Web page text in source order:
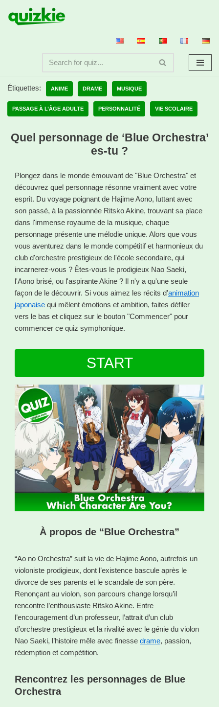
Aller
Étiquettes: ANIME DRAME MUSIQUE
PASSAGE À L’ÂGE ADULTE PERSONNALITÉ VIE SCOLAIRE
Quel personnage de ‘Blue Orchestra’
es-tu ?
Plongez dans le monde émouvant de "Blue Orchestra" et
découvrez quel personnage résonne vraiment avec votre
esprit. Du voyage poignant de Hajime Aono, luttant avec
son passé, à la passionnée Ritsko Akine, trouvant sa place
dans l'immense royaume de la musique, chaque
personnage présente une mélodie unique. Alors que vous
vous aventurez dans le monde compétitif et harmonieux du
club d'orchestre prestigieux de l'école secondaire, qui
incarnerez-vous ? Êtes-vous le prodigieux Nao Saeki,
l'Aono brisé, ou l'aspirante Akine ? Il n'y a qu'une seule
façon de le découvrir. Si vous aimez les récits d'animation
japonaise qui mêlent émotions et ambition, faites défiler
vers le bas et cliquez sur le bouton "Commencer" pour
commencer ce quiz symphonique.
START
À propos de “Blue Orchestra”
“Ao no Orchestra” suit la vie de Hajime Aono, autrefois un
violoniste prodigieux, dont l’existence bascule après le
divorce de ses parents et le scandale de son père.
Renonçant au violon, son parcours change lorsqu’il
rencontre l’enthousiaste Ritsko Akine. Entre
l’encouragement d’un professeur, l’attrait d’un club
d’orchestre prestigieux et la rivalité avec le génie du violon
Nao Saeki, l’histoire mêle avec finesse drame, passion,
rédemption et compétition.
Rencontrez les personnages de Blue
Orchestra